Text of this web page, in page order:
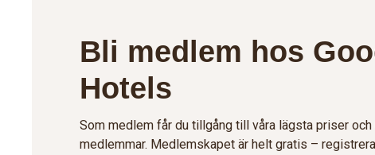
Bli medlem hos
Hotels
Som medlem får du tillgång till våra lägsta priser och
medlemmar. Medlemskapet är helt gratis –